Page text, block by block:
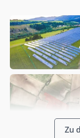
Zu